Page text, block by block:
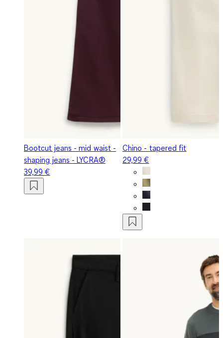
Bootcut jeans - mid waist -
shaping jeans - LYCRA®
39,99 €
Chino - tapered fit
29,99 €